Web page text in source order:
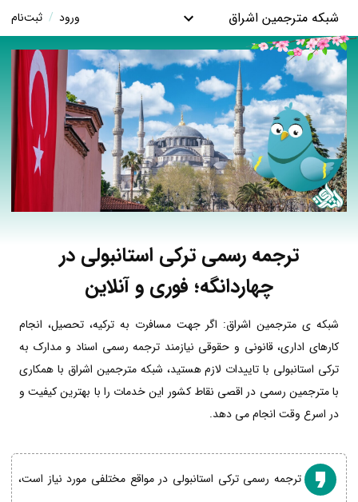
شبکه مترجمین اشراق ورود / ثبت‌نام
ترجمه رسمی ترکی استانبولی در
چهاردانگه؛ فوری و آنلاین
شبکه ی مترجمین اشراق: اگر جهت مسافرت به ترکیه، تحصیل، انجام
کارهای اداری، قانونی و حقوقی نیازمند ترجمه رسمی اسناد و مدارک به
ترکی استانبولی با تاییدات لازم هستید، شبکه مترجمین اشراق با همکاری
با مترجمین رسمی در اقصی نقاط کشور این خدمات را با بهترین کیفیت و
در اسرع وقت انجام می دهد.
ترجمه رسمی ترکی استانبولی در مواقع مختلفی مورد نیاز است،